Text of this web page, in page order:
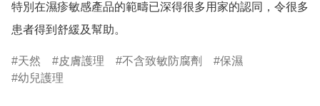
特別在濕疹敏感產品的範疇已深得很多用家的認同，令很多
患者得到舒緩及幫助。
天然 皮膚護理 不含致敏防腐劑
保濕
幼兒護理